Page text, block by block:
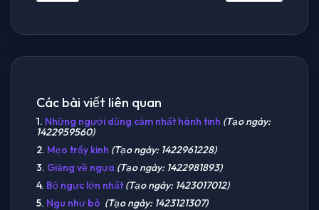
Các bài viết liên quan
1. Những người dũng cảm nhất hành tinh (Tạo ngày:
1422959560)
2. Mẹo trẩy kinh (Tạo ngày: 1422961228)
3. Giảng về ngựa (Tạo ngày: 1422981893)
4. Bộ ngực lớn nhất (Tạo ngày: 1423017012)
5. Ngu như bò (Tạo ngày: 1423121307)